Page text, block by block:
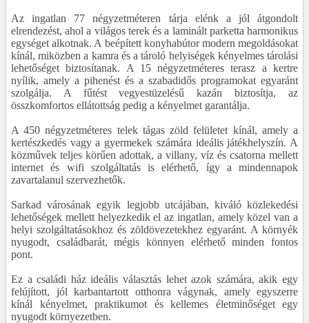
Az ingatlan 77 négyzetméteren tárja elénk a jól átgondolt
elrendezést, ahol a világos terek és a laminált parketta harmonikus
egységet alkotnak. A beépített konyhabútor modern megoldásokat
kínál, miközben a kamra és a tároló helyiségek kényelmes tárolási
lehetőséget biztosítanak. A 15 négyzetméteres terasz a kertre
nyílik, amely a pihenést és a szabadidős programokat egyaránt
szolgálja. A fűtést vegyestüzelésű kazán biztosítja, az
összkomfortos ellátottság pedig a kényelmet garantálja.
A 450 négyzetméteres telek tágas zöld felületet kínál, amely a
kertészkedés vagy a gyermekek számára ideális játékhelyszín. A
közművek teljes körűen adottak, a villany, víz és csatorna mellett
internet és wifi szolgáltatás is elérhető, így a mindennapok
zavartalanul szervezhetők.
Sarkad városának egyik legjobb utcájában, kiváló közlekedési
lehetőségek mellett helyezkedik el az ingatlan, amely közel van a
helyi szolgáltatásokhoz és zöldövezetekhez egyaránt. A környék
nyugodt, családbarát, mégis könnyen elérhető minden fontos
pont.
Ez a családi ház ideális választás lehet azok számára, akik egy
felújított, jól karbantartott otthonra vágynak, amely egyszerre
kínál kényelmet, praktikumot és kellemes életminőséget egy
nyugodt környezetben.